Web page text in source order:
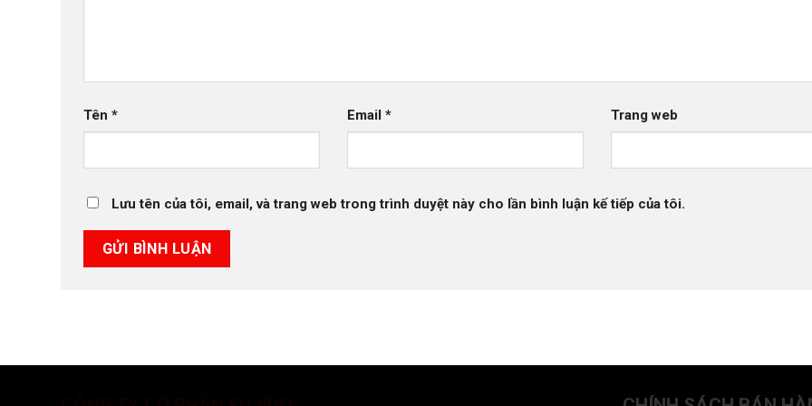
Tên * Email * Trang web
Lưu tên của tôi, email, và trang web trong trình duyệt này cho lần bình luận kế tiếp của tôi.